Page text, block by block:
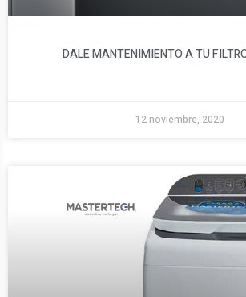
DALE MANTENIMIENTO A TU
12 noviembre, 2020